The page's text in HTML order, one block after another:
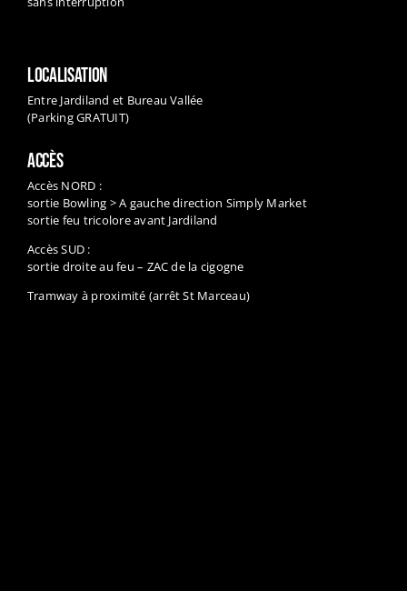
(Parking GRATUIT)
ACCÈS
Accès NORD :
sortie Bowling > A gauche direction Simply Market
sortie feu tricolore avant Jardiland
Accès SUD :
sortie droite au feu – ZAC de la cigogne
Tramway à proximité (arrêt St Marceau)